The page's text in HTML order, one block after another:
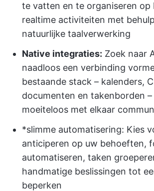
te vatten en te organiseren op
realtime activiteiten met
natuurlijke taalverwerking
Native integraties: Zoek naar
naadloos een verbinding
bestaande stack – kalenders,
documenten en takenborden –
moeiteloos met elkaar
*slimme automatisering: Kies
anticiperen op uw behoeften,
automatiseren, taken
handmatige beslissingen tot
beperken